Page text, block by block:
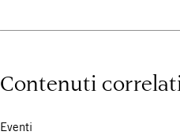
Contenuti
Eventi